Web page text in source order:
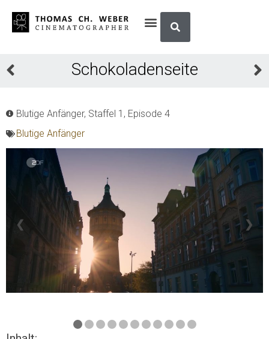
Schokoladenseite
Blutige Anfänger, Staffel 1, Episode 4
Blutige Anfänger
❮ ❯